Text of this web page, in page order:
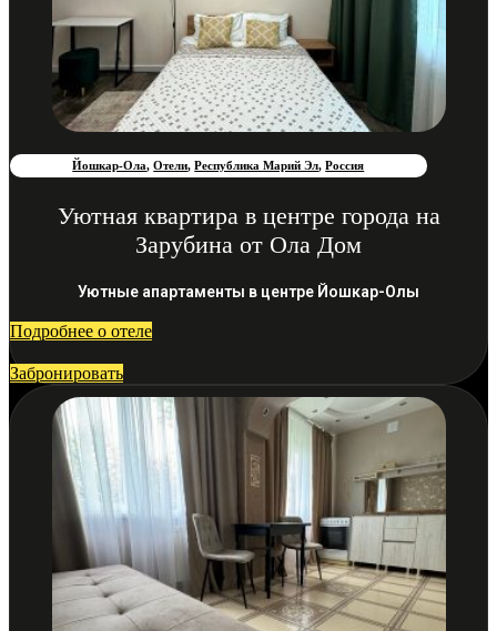
Йошкар-Ола,Отели,Республика Марий Эл,Россия
Уютная квартира в центре города на
Зарубина от Ола Дом
Уютные апартаменты в центре Йошкар-Олы
Подробнее о отеле
Забронировать